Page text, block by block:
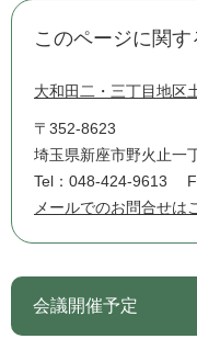
このページに関
大和田二・三丁目地区
〒352-8623
埼玉県新座市野火止
Tel：048-424-9613
メールでのお問合せは
会議開催予定